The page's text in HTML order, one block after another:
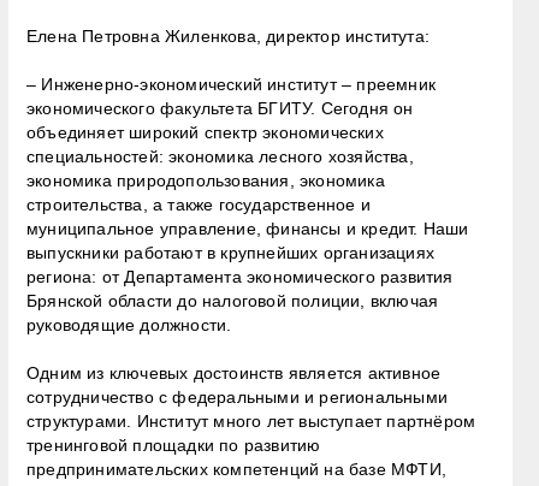
Елена Петровна Жиленкова, директор института:
– Инженерно-экономический институт – преемник
экономического факультета БГИТУ. Сегодня он
объединяет широкий спектр экономических
специальностей: экономика лесного хозяйства,
экономика природопользования, экономика
строительства, а также государственное и
муниципальное управление, финансы и кредит. Наши
выпускники работают в крупнейших организациях
региона: от Департамента экономического развития
Брянской области до налоговой полиции, включая
руководящие должности.
Одним из ключевых достоинств является активное
сотрудничество с федеральными и региональными
структурами. Институт много лет выступает партнёром
тренинговой площадки по развитию
предпринимательских компетенций на базе МФТИ,